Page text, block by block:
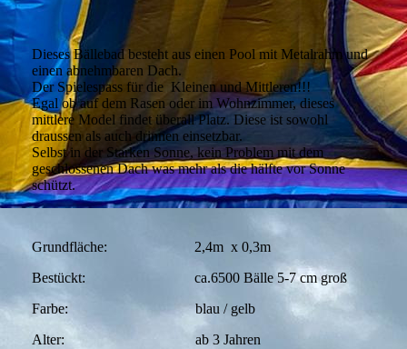
Dieses Bällebad besteht aus einen Pool mit Metalrahm und
einen abnehmbaren Dach.
Der Spielespass für die Kleinen und Mittleren!!!
Egal ob auf dem Rasen oder im Wohnzimmer, dieses
mittlere Model findet überall Platz. Diese ist sowohl
draussen als auch drinnen einsetzbar.
Selbst in der Starken Sonne, kein Problem mit dem
geschlossenen Dach was mehr als die hälfte vor Sonne
schützt.
Grundfläche: 2,4m x 0,3m
Bestückt: ca.6500 Bälle 5-7 cm groß
Farbe: blau / gelb
Alter: ab 3 Jahren